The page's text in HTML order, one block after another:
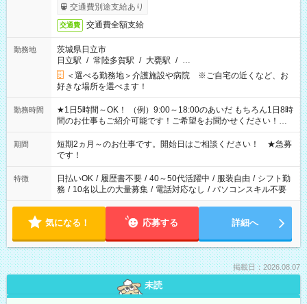
交通費別途支給あり
交通費 交通費全額支給
勤務地
茨城県日立市
日立駅 / 常陸多賀駅 / 大甕駅 / …
＜選べる勤務地＞介護施設や病院 ※ご自宅の近くなど、お
好きな場所を選べます！
勤務時間
★1日5時間～OK！ （例）9:00～18:00のあいだ もちろん1日8時
間のお仕事もご紹介可能です！ご希望をお聞かせください！★
家庭の都合でお休みが必要な場合も遠慮なくご相談ください。
※週最低15時間以上の勤務が必要です
期間
短期2ヵ月～のお仕事です。開始日はご相談ください！ ★急募
です！
特徴 日払いOK / 履歴書不要 / 40～50代活躍中 / 服装自由 / シフト勤
務 / 10名以上の大量募集 / 電話対応なし / パソコンスキル不要
気になる！ 応募する 詳細へ
掲載日：2026.08.07
未読